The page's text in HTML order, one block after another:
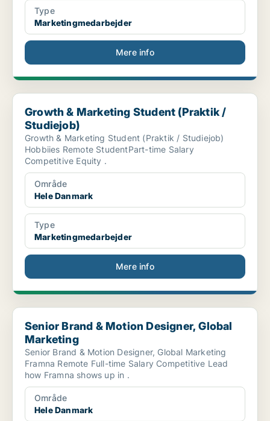
Type
Marketingmedarbejder
Mere info
Growth & Marketing Student (Praktik / Studiejob)
Growth & Marketing Student (Praktik /
Studiejob)
Growth & Marketing Student (Praktik / Studiejob)
Hobbiies Remote StudentPart-time Salary
Competitive Equity .
Område
Hele Danmark
Type
Marketingmedarbejder
Mere info
Senior Brand & Motion Designer, Global Marketing
Senior Brand & Motion Designer, Global
Marketing
Senior Brand & Motion Designer, Global Marketing
Framna Remote Full-time Salary Competitive Lead
how Framna shows up in .
Område
Hele Danmark